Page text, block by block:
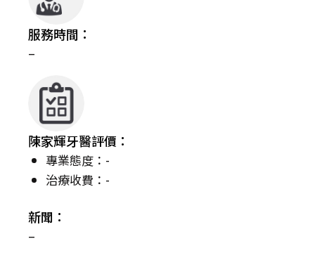
服務時間：
–
陳家輝牙醫評價：
專業態度：-
治療收費：-
新聞：
–